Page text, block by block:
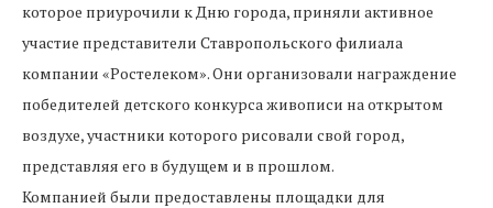
которое приурочили к Дню города, приняли активное
участие представители Ставропольского филиала
компании «Ростелеком». Они организовали награждение
победителей детского конкурса живописи на открытом
воздухе, участники которого рисовали свой город,
представляя его в будущем и в прошлом.
Компанией были предоставлены площадки для